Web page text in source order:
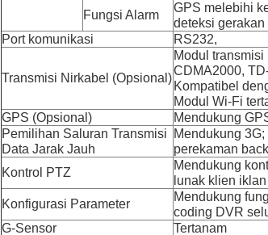
Fungsi Alarm
GPS melebihi
deteksi gerakan
Port komunikasi
RS232,
Transmisi Nirkabel (Opsional)
Modul
CDMA2000,
Kompatibel
Modul Wi-Fi
GPS (Opsional)
Mendukung
Pemilihan Saluran Transmisi
Data Jarak Jauh
Mendukung 3G;
perekaman
Kontrol PTZ
Mendukung
lunak klien
Konfigurasi Parameter
Mendukung
coding DVR
G-Sensor
Tertanam